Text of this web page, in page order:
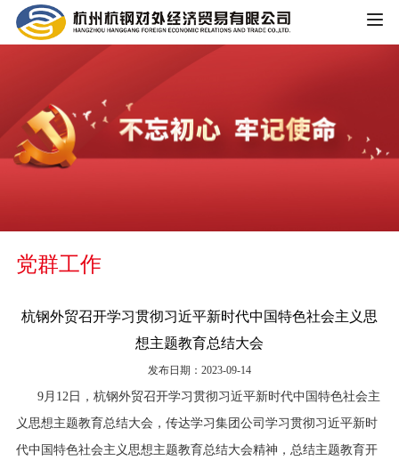
HOME
公司概况
公司简介
公司宣传
主营业务
铁矿板块
锰矿板块
煤焦板块
行业资讯
党群工作
杭钢外贸召开学习贯彻习近平新时代中国特色社会主义思
想主题教育总结大会
发布日期：2023-09-14
9月12日，杭钢外贸召开学习贯彻习近平新时代中国特色社会主
义思想主题教育总结大会，传达学习集团公司学习贯彻习近平新时
代中国特色社会主义思想主题教育总结大会精神，总结主题教育开